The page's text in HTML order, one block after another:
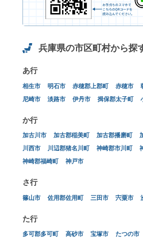
兵庫県の市区町村から探
あ行
相生市 明石市 赤穂郡上郡町 赤穂市
尼崎市
淡路市 伊丹市 揖保郡太子町
か行
加古川市 加古郡稲美町 加古郡播磨町
川西市
川辺郡猪名川町 神崎郡市川町
神崎郡福崎町
神戸市
さ行
篠山市 佐用郡佐用町 三田市 宍粟市
た行
多可郡多可町 高砂市 宝塚市 たつの市